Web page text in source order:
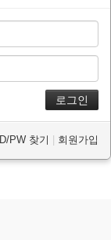
ID/PW 찾기 회원가입